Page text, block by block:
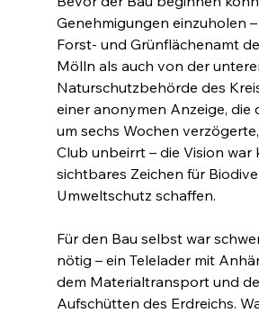
Genehmigungen einzuholen
Forst- und Grünflächenamt
Mölln als auch von der
Naturschutzbehörde des
einer anonymen Anzeige, die
um sechs Wochen
Club unbeirrt – die Vision war
sichtbares Zeichen für
Umweltschutz schaffen.
Für den Bau selbst war
nötig – ein Telelader mit
dem Materialtransport und
Aufschütten des Erdreichs.